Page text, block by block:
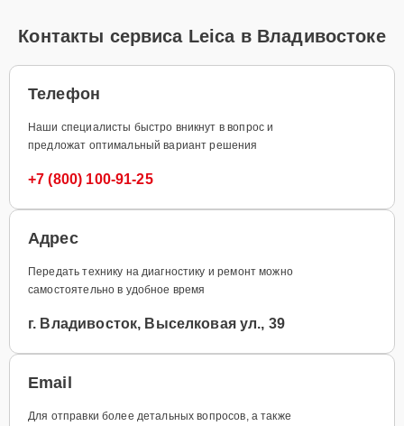
Контакты сервиса Leica в Владивостоке
Телефон
Наши специалисты быстро вникнут в вопрос и
предложат оптимальный вариант решения
+7 (800) 100-91-25
Адрес
Передать технику на диагностику и ремонт можно
самостоятельно в удобное время
г. Владивосток, Выселковая ул., 39
Email
Для отправки более детальных вопросов, а также